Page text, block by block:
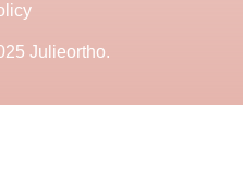
Julieortho.